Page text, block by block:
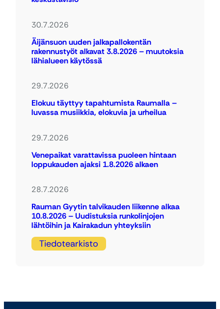
30.7.2026
Äijänsuon uuden jalkapallokentän
rakennustyöt alkavat 3.8.2026 – muutoksia
lähialueen käytössä
29.7.2026
Elokuu täyttyy tapahtumista Raumalla –
luvassa musiikkia, elokuvia ja urheilua
29.7.2026
Venepaikat varattavissa puoleen hintaan
loppukauden ajaksi 1.8.2026 alkaen
28.7.2026
Rauman Gyytin talvikauden liikenne alkaa
10.8.2026 – Uudistuksia runkolinjojen
lähtöihin ja Kairakadun yhteyksiin
Tiedotearkisto